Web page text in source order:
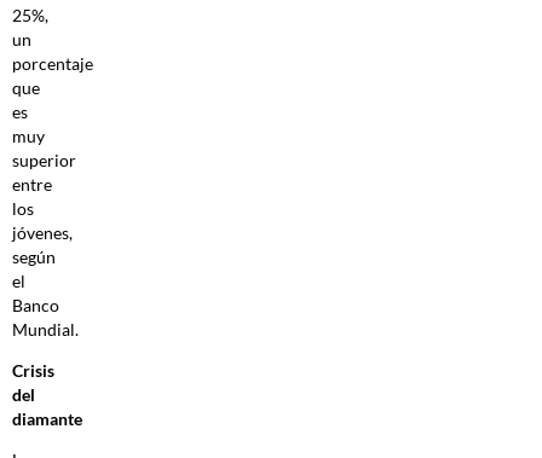
25%,
un
porcentaje
que
es
muy
superior
entre
los
jóvenes,
según
el
Banco
Mundial.
Crisis
del
diamante